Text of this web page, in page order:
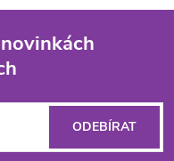
ODEBÍRAT